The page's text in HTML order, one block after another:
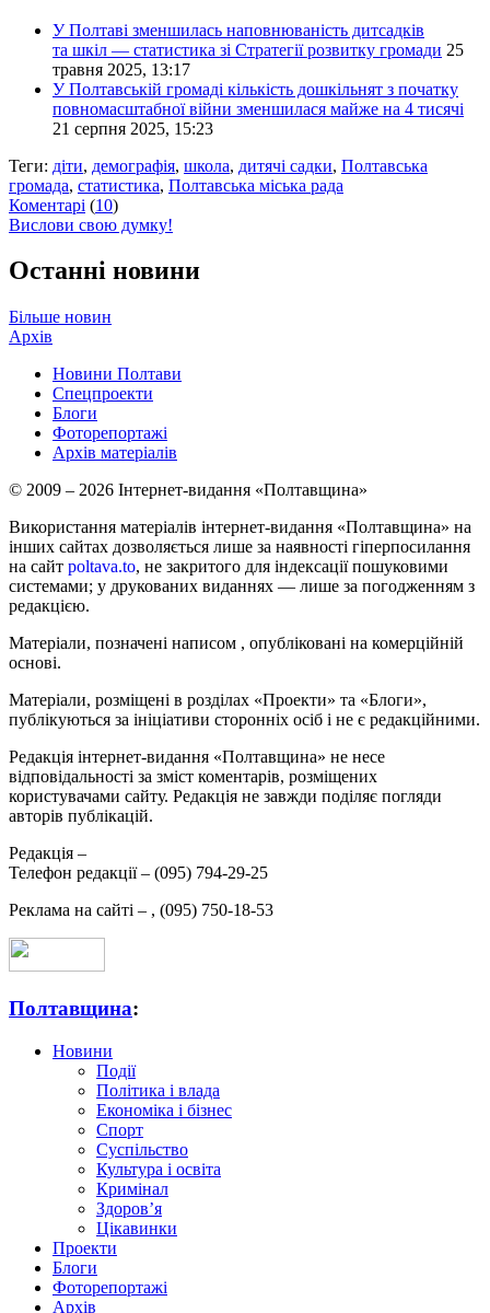
У Полтаві зменшилась наповнюваність дитсадків
та шкіл — статистика зі Стратегії розвитку громади 25
травня 2025, 13:17
У Полтавській громаді кількість дошкільнят з початку
повномасштабної війни зменшилася майже на 4 тисячі
21 серпня 2025, 15:23
Теги: діти, демографія, школа, дитячі садки, Полтавська
громада, статистика, Полтавська міська рада
Коментарі (10)
Вислови свою думку!
Останні новини
Більше новин
Архів
Новини Полтави
Спецпроекти
Блоги
Фоторепортажі
Архів матеріалів
© 2009 – 2026 Інтернет-видання «Полтавщина»
Використання матеріалів інтернет-видання «Полтавщина» на
інших сайтах дозволяється лише за наявності гіперпосилання
на сайт poltava.to, не закритого для індексації пошуковими
системами; у друкованих виданнях — лише за погодженням з
редакцією.
Матеріали, позначені написом , опубліковані на комерційній
основі.
Матеріали, розміщені в розділах «Проекти» та «Блоги»,
публікуються за ініціативи сторонніх осіб і не є редакційними.
Редакція інтернет-видання «Полтавщина» не несе
відповідальності за зміст коментарів, розміщених
користувачами сайту. Редакція не завжди поділяє погляди
авторів публікацій.
Редакція –
Телефон редакції – (095) 794-29-25
Реклама на сайті – , (095) 750-18-53
Полтавщина:
Новини
Події
Політика і влада
Економіка і бізнес
Спорт
Суспільство
Культура і освіта
Кримінал
Здоров’я
Цікавинки
Проекти
Блоги
Фоторепортажі
Архів